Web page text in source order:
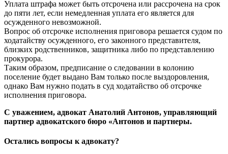
Уплата штрафа может быть отсрочена или рассрочена на срок
до пяти лет, если немедленная уплата его является для
осужденного невозможной.
Вопрос об отсрочке исполнения приговора решается судом по
ходатайству осужденного, его законного представителя,
близких родственников, защитника либо по представлению
прокурора.
Таким образом, предписание о следовании в колонию
поселение будет выдано Вам только после выздоровления,
однако Вам нужно подать в суд ходатайство об отсрочке
исполнения приговора.
С уважением, адвокат Анатолий Антонов, управляющий
партнер адвокатского бюро «Антонов и партнеры.
Остались вопросы к адвокату?